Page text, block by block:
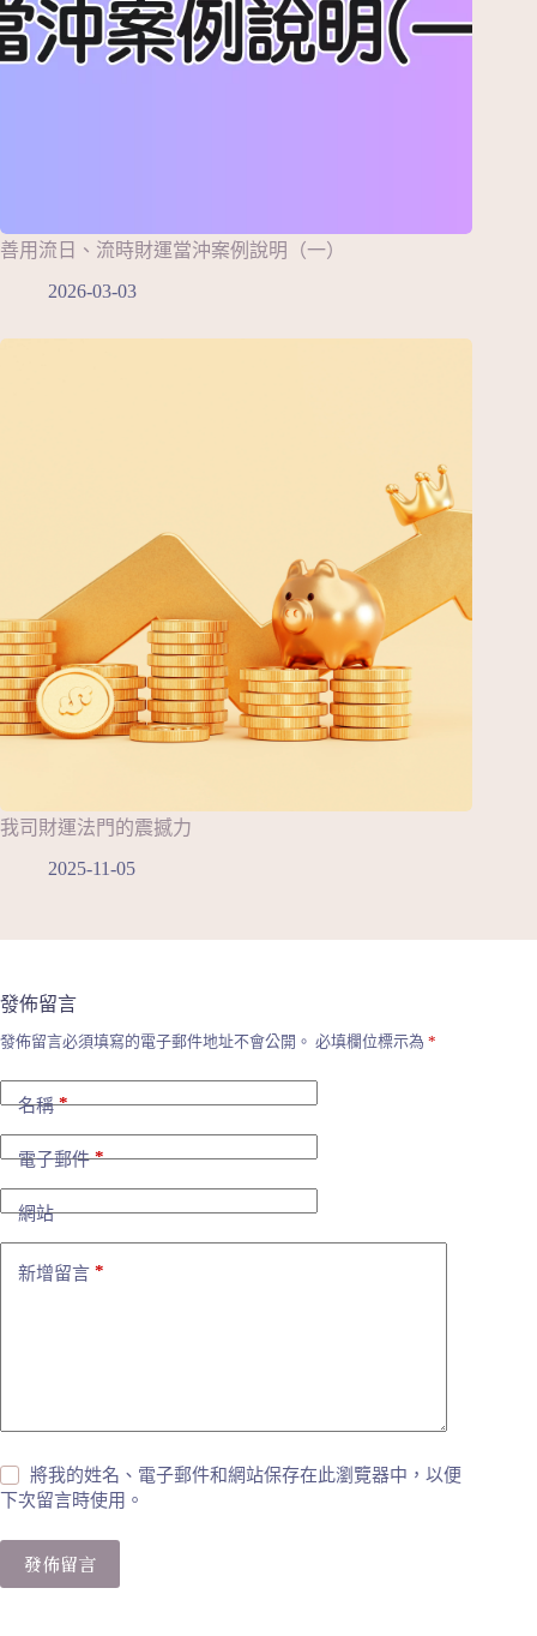
善用流日、流時財運當沖案例說明（一）
2026-03-03
我司財運法門的震撼力
2025-11-05
發佈留言
發佈留言必須填寫的電子郵件地址不會公開。 必填欄位標示為 *
名稱*
電子郵件*
網站
新增留言 *
將我的姓名、電子郵件和網站保存在此瀏覽器中，以便
下次留言時使用。
發佈留言